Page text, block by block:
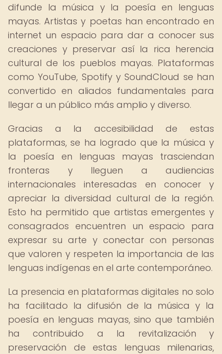
difunde la música y la poesía en lenguas
mayas. Artistas y poetas han encontrado en
internet un espacio para dar a conocer sus
creaciones y preservar así la rica herencia
cultural de los pueblos mayas. Plataformas
como YouTube, Spotify y SoundCloud se han
convertido en aliados fundamentales para
llegar a un público más amplio y diverso.
Gracias a la accesibilidad de estas
plataformas, se ha logrado que la música y
la poesía en lenguas mayas trasciendan
fronteras y lleguen a audiencias
internacionales interesadas en conocer y
apreciar la diversidad cultural de la región.
Esto ha permitido que artistas emergentes y
consagrados encuentren un espacio para
expresar su arte y conectar con personas
que valoren y respeten la importancia de las
lenguas indígenas en el arte contemporáneo.
La presencia en plataformas digitales no solo
ha facilitado la difusión de la música y la
poesía en lenguas mayas, sino que también
ha contribuido a la revitalización y
preservación de estas lenguas milenarias,